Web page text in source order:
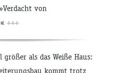
von
+++
größer als das Weiße Haus:
kommt trotz